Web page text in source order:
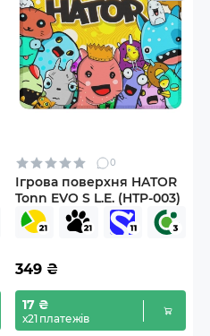
0
Ігрова поверхня HATOR
Tonn EVO S L.E. (HTP-003)
349 ₴
17 ₴
х21 платежів